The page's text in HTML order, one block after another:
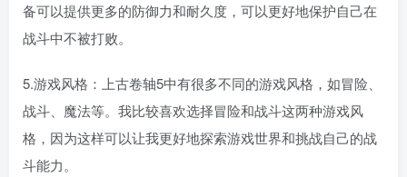
备可以提供更多的防御力和耐久度，可以更好地保护自己在
战斗中不被打败。
5.游戏风格：上古卷轴5中有很多不同的游戏风格，如冒险、
战斗、魔法等。我比较喜欢选择冒险和战斗这两种游戏风
格，因为这样可以让我更好地探索游戏世界和挑战自己的战
斗能力。